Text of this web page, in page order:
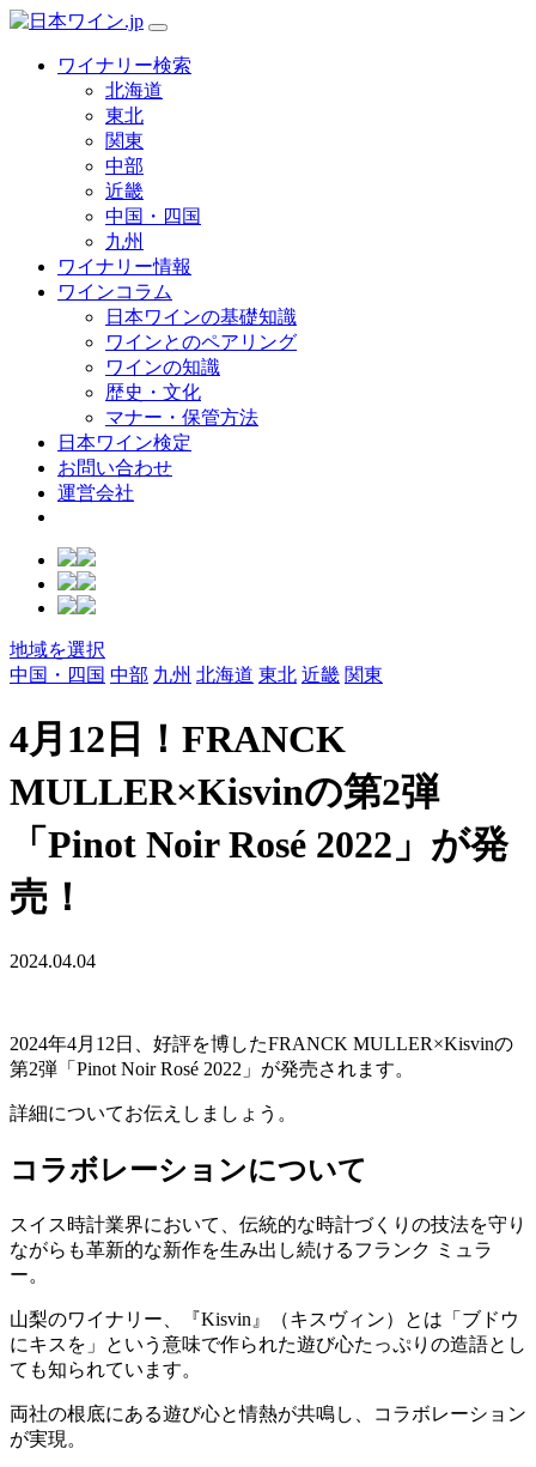
ワイナリー検索
北海道
東北
関東
中部
近畿
中国・四国
九州
ワイナリー情報
ワインコラム
日本ワインの基礎知識
ワインとのペアリング
ワインの知識
歴史・文化
マナー・保管方法
日本ワイン検定
お問い合わせ
運営会社
地域を選択
中国・四国 中部 九州 北海道 東北 近畿 関東
4月12日！FRANCK
MULLER×Kisvinの第2弾
「Pinot Noir Rosé 2022」が発
売！
2024.04.04
2024年4月12日、好評を博したFRANCK MULLER×Kisvinの
第2弾「Pinot Noir Rosé 2022」が発売されます。
詳細についてお伝えしましょう。
コラボレーションについて
スイス時計業界において、伝統的な時計づくりの技法を守り
ながらも革新的な新作を生み出し続けるフランク ミュラ
ー。
山梨のワイナリー、『Kisvin』（キスヴィン）とは「ブドウ
にキスを」という意味で作られた遊び心たっぷりの造語とし
ても知られています。
両社の根底にある遊び心と情熱が共鳴し、コラボレーション
が実現。